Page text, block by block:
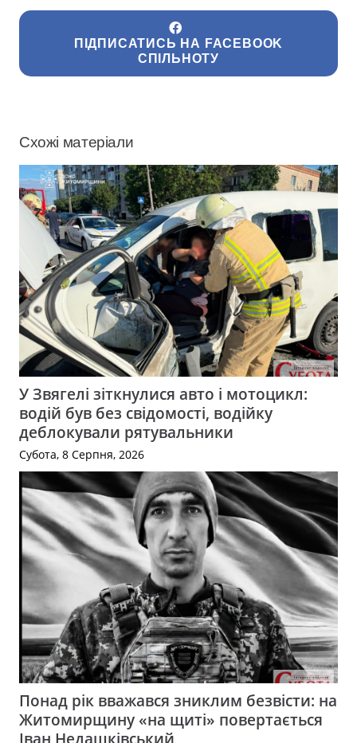
ПІДПИСАТИСЬ НА FACEBOOK
СПІЛЬНОТУ
Схожі матеріали
У Звягелі зіткнулися авто і мотоцикл:
водій був без свідомості, водійку
деблокували рятувальники
Субота, 8 Серпня, 2026
Понад рік вважався зниклим безвісти: на
Житомирщину «на щиті» повертається
Іван Недашківський